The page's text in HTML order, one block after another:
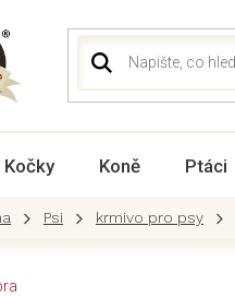
Kočky Koně Ptáci
Psi krmivo pro psy